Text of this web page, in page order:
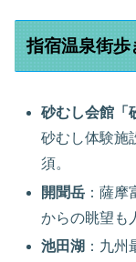
指宿温泉街歩
砂むし会館「
砂むし体験施
須。
開聞岳 ：薩
からの眺望も
池田湖 ：九